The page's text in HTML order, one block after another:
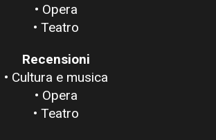
• Opera
• Teatro
Recensioni
• Cultura e musica
• Opera
• Teatro